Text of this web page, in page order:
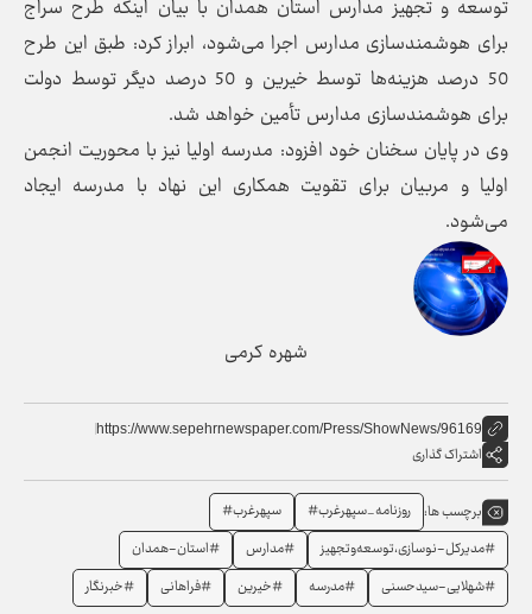
توسعه و تجهیز مدارس استان همدان با بیان اینکه طرح سراج
برای هوشمندسازی مدارس اجرا می‌شود، ابراز کرد: طبق این طرح
50 درصد هزینه‌ها توسط خیرین و 50 درصد دیگر توسط دولت
برای هوشمندسازی مدارس تأمین خواهد شد.
وی در پایان سخنان خود افزود: مدرسه اولیا نیز با محوریت انجمن
اولیا و مربیان برای تقویت همکاری این نهاد با مدرسه ایجاد
می‌شود.
شهره کرمی
https://www.sepehrnewspaper.com/Press/ShowNews/96169
اشتراک گذاری
برچسب ها: روزنامه_سپهرغرب#
سپهرغرب#
#مدیرکل-نوسازی،توسعه‌وتجهیز
#مدارس
#استان-همدان
#شهلایی-سیدحسنی
#مدرسه #خیرین #فراهانی #خبرنگار